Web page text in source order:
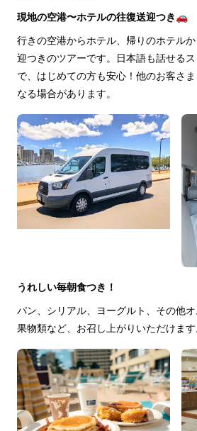
現地の空港〜ホテルの往復送迎つき🚗
行きの空港からホテル、帰りのホテル
迎つきのツアーです。日本語も話せる
で、はじめての方も安心！他のお客さ
なる場合があります。
うれしい毎朝食つき！
パン、シリアル、ヨーグルト、その他オ
果物類など、お召し上がりいただけます